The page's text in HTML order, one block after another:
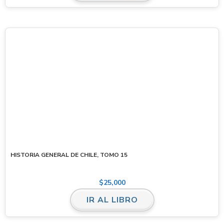
HISTORIA GENERAL DE CHILE, TOMO 15
$25,000
IR AL LIBRO